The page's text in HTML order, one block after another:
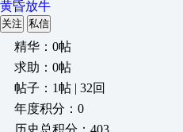
黄昏放牛
关注 私信
精华：0帖
求助：0帖
帖子：1帖 | 32回
年度积分：0
历史总积分：403